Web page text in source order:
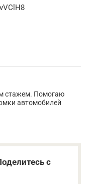
стажем. Помогаю
автомобилей
с